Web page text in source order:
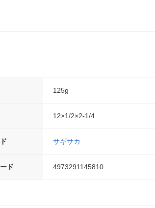
125g
12×1/2×2-1/4
サギサカ
ド 4973291145810